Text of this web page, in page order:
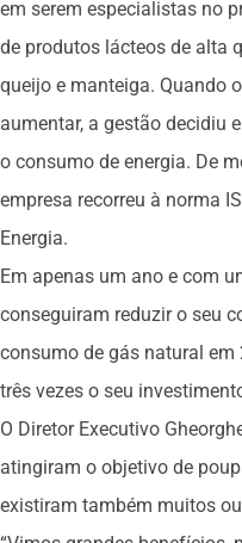
em serem especialistas no
de produtos lácteos de alta
queijo e manteiga. Quando
aumentar, a gestão decidiu
o consumo de energia. De
empresa recorreu à norma
Energia.
Em apenas um ano e com
conseguiram reduzir o seu
consumo de gás natural em
três vezes o seu
O Diretor Executivo
atingiram o objetivo de
existiram também muitos